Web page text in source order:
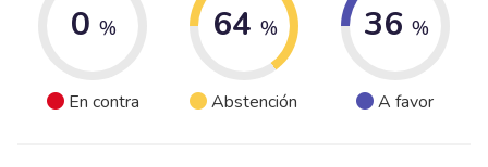
0 %
En contra
64 %
Abstención
36 %
A favor